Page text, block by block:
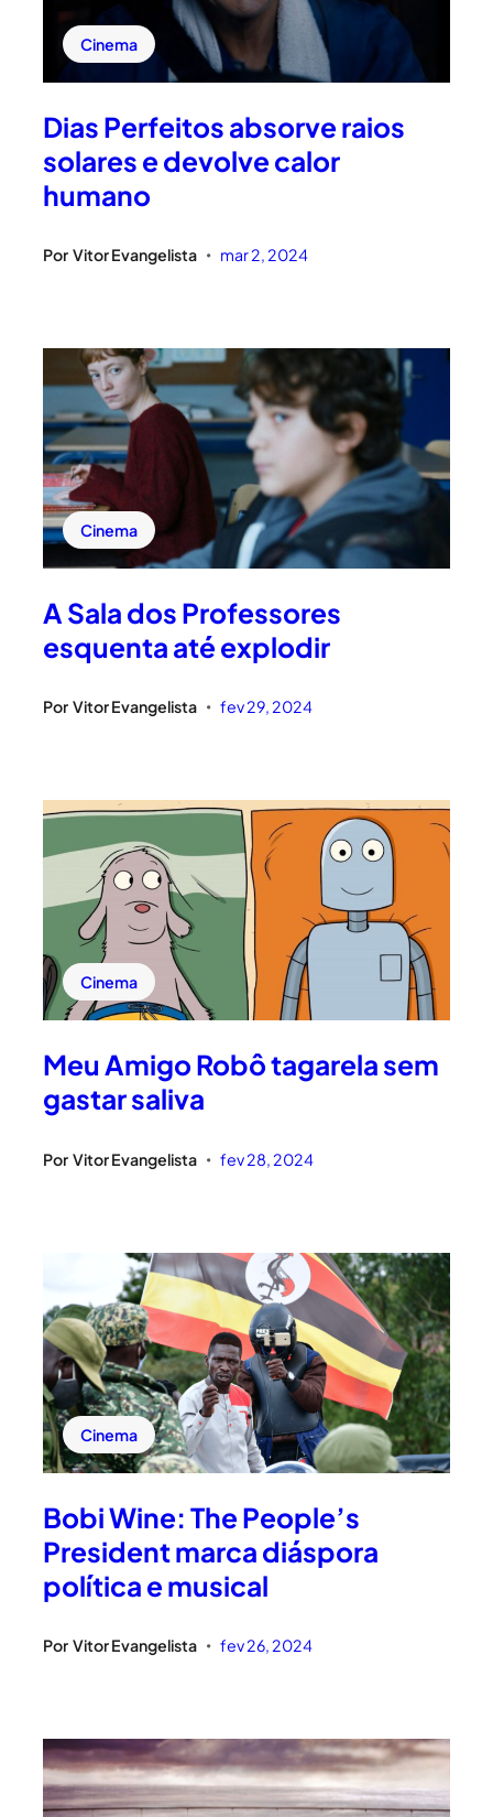
Cinema
Dias Perfeitos absorve raios
solares e devolve calor
humano
Por Vitor Evangelista • mar 2, 2024
Cinema
A Sala dos Professores
esquenta até explodir
Por Vitor Evangelista • fev 29, 2024
Cinema
Meu Amigo Robô tagarela sem
gastar saliva
Por Vitor Evangelista • fev 28, 2024
Cinema
Bobi Wine: The People’s
President marca diáspora
política e musical
Por Vitor Evangelista • fev 26, 2024